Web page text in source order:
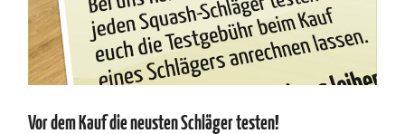
Vor dem Kauf die neusten Schläger testen!